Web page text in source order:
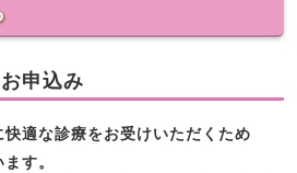
申込み
適な診療をお受けいただくため
す。